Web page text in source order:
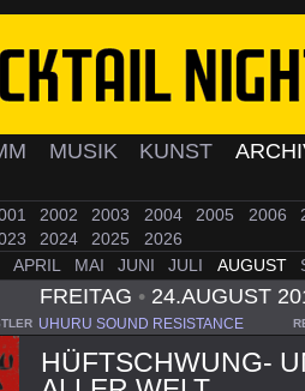
MUSIK KUNST
2002 2003 2004 2005 2006
2024 2025
2026
APRIL MAI JUNI JULI AUGUST
FREITAG •24.AUGUST
UHURU SOUND RESISTANCE
HÜFTSCHWUNG-